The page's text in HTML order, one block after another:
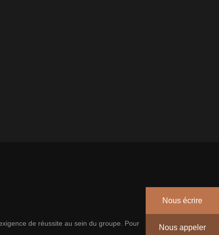
de réussite au sein du groupe. Pour
Nous écrire
Nous appeler